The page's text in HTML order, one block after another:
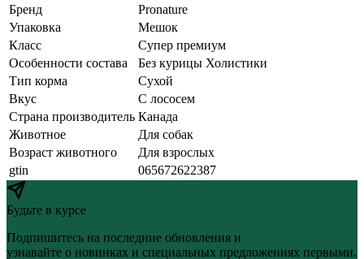
Бренд
Pronature
Упаковка
Мешок
Класс
Супер премиум
Особенности состава
Без курицы Холистики
Тип корма
Сухой
Вкус
С лососем
Страна производитель Канада
Животное
Для собак
Возраст животного
Для взрослых
gtin
065672622387
Будьте в курсе
Подпишитесь на последние обновления и
узнавайте о новинках и специальных предложениях первыми.